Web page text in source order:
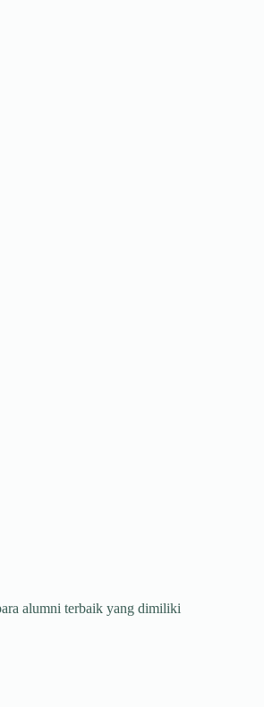
alumni terbaik yang dimiliki